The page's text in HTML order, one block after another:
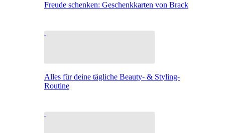
Freude schenken: Geschenkkarten von Brack
Alles für deine tägliche Beauty- & Styling-
Routine